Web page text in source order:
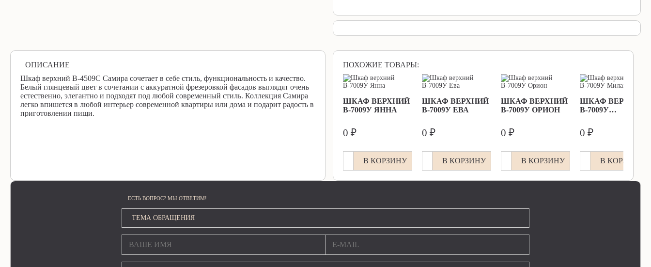
ОПИСАНИЕ
Шкаф верхний В-4509С Самира сочетает в себе стиль, функциональность и качество.
Белый глянцевый цвет в сочетании с аккуратной фрезеровкой фасадов выглядят очень
естественно, элегантно и подходят под любой современный стиль. Коллекция Самира
легко впишется в любой интерьер современной квартиры или дома и подарит радость в
приготовлении пищи.
ПОХОЖИЕ ТОВАРЫ:
ШКАФ ВЕРХНИЙ
В-7009У ЯННА
0 ₽
В КОРЗИНУ
ШКАФ ВЕРХНИЙ
В-7009У ЕВА
0 ₽
В КОРЗИНУ
ШКАФ ВЕРХНИЙ
В-7009У ОРИОН
0 ₽
В КОРЗИНУ
ШКАФ ВЕРХНИЙ
В-7009У
0 ₽
В КОРЗИНУ
ЕСТЬ ВОПРОС? МЫ ОТВЕТИМ!